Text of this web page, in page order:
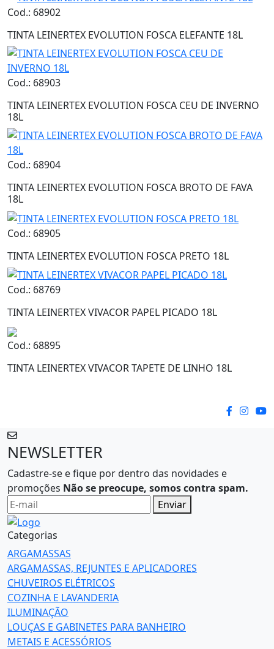
Cod.: 68902
TINTA LEINERTEX EVOLUTION FOSCA ELEFANTE 18L
Cod.: 68903
TINTA LEINERTEX EVOLUTION FOSCA CEU DE INVERNO
18L
Cod.: 68904
TINTA LEINERTEX EVOLUTION FOSCA BROTO DE FAVA
18L
Cod.: 68905
TINTA LEINERTEX EVOLUTION FOSCA PRETO 18L
Cod.: 68769
TINTA LEINERTEX VIVACOR PAPEL PICADO 18L
Cod.: 68895
TINTA LEINERTEX VIVACOR TAPETE DE LINHO 18L
NEWSLETTER
Cadastre-se e fique por dentro das novidades e
promoções Não se preocupe, somos contra spam.
Enviar
Categorias
ARGAMASSAS
ARGAMASSAS, REJUNTES E APLICADORES
CHUVEIROS ELÉTRICOS
COZINHA E LAVANDERIA
ILUMINAÇÃO
LOUÇAS E GABINETES PARA BANHEIRO
METAIS E ACESSÓRIOS